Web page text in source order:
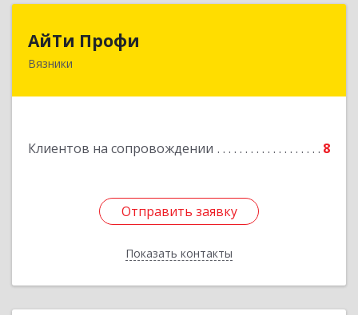
АйТи Профи
Вязники
Клиентов на сопровождении 8
Отправить заявку
Показать контакты
Отправить заявку
Назад